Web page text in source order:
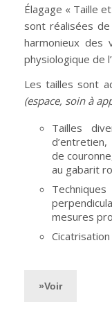
Élagage « Taille
sont réalisées
harmonieux des
physiologique de
Les tailles sont
(espace, soin à
Tailles
de
au gabarit
mesures
»Voir